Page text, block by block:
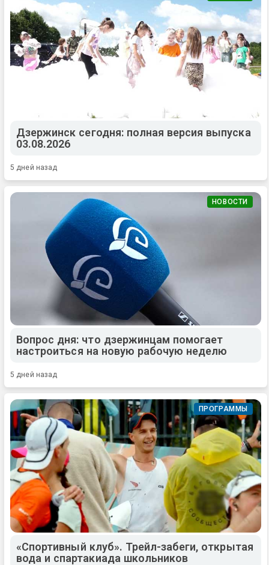
Дзержинск сегодня: полная версия выпуска
03.08.2026
5 дней назад
НОВОСТИ
Вопрос дня: что дзержинцам помогает
настроиться на новую рабочую неделю
5 дней назад
ПРОГРАММЫ
«Спортивный клуб». Трейл-забеги, открытая
вода и спартакиада школьников